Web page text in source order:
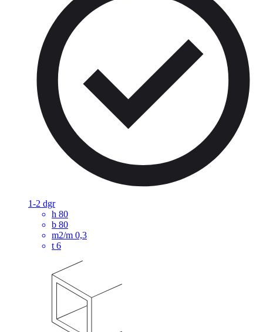
1-2 dgr
h 80
b 80
m2/m 0,3
t 6